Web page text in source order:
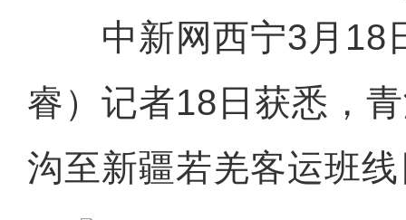
中新网西宁3月18
睿）记者18日获悉，
沟至新疆若羌客运班